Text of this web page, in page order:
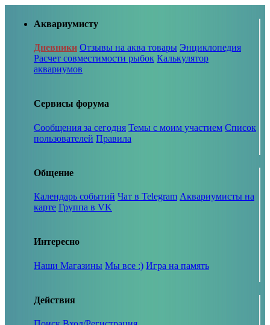
Аквариумисту
Дневники Отзывы на аква товары Энциклопедия
Расчет совместимости рыбок Калькулятор
аквариумов
Сервисы форума
Сообщения за сегодня Темы с моим участием Список
пользователей Правила
Общение
Календарь событий Чат в Telegram Аквариумисты на
карте Группа в VK
Интересно
Наши Магазины Мы все :) Игра на память
Действия